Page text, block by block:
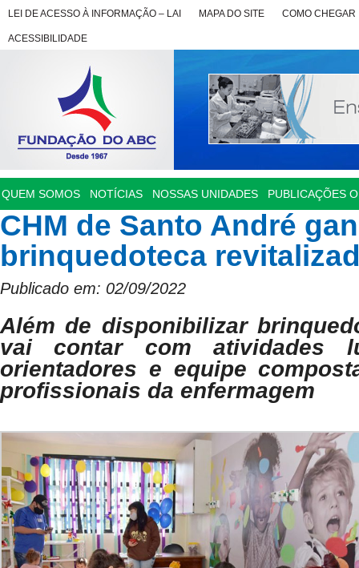
LEI DE ACESSO À INFORMAÇÃO – LAI MAPA DO SITE COMO CHEGAR
ACESSIBILIDADE
QUEM SOMOS NOTÍCIAS NOSSAS UNIDADES PUBLICAÇÕES
CHM de Santo André
brinquedoteca
Publicado em: 02/09/2022
Além de disponibilizar
vai contar com atividades
orientadores e equipe
profissionais da enfermagem